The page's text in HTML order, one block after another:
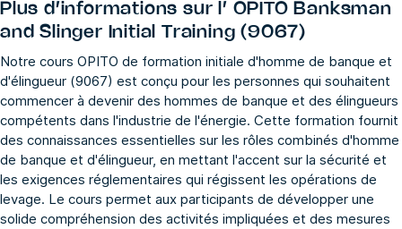
Plus d’informations sur l’ OPITO Banksman
and Slinger Initial Training (9067)
Notre cours OPITO de formation initiale d'homme de banque et
d'élingueur (9067) est conçu pour les personnes qui souhaitent
commencer à devenir des hommes de banque et des élingueurs
compétents dans l'industrie de l'énergie. Cette formation fournit
des connaissances essentielles sur les rôles combinés d'homme
de banque et d'élingueur, en mettant l'accent sur la sécurité et
les exigences réglementaires qui régissent les opérations de
levage. Le cours permet aux participants de développer une
solide compréhension des activités impliquées et des mesures